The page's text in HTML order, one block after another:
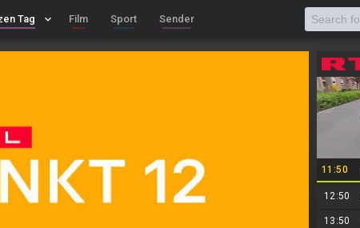
Tag keyboard_arrow_down Film Sport Sender
11:50
12:50
13:50